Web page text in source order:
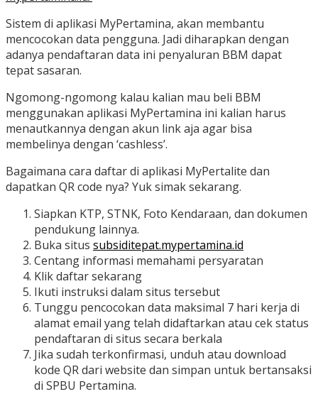
Sistem di aplikasi MyPertamina, akan membantu
mencocokan data pengguna. Jadi diharapkan dengan
adanya pendaftaran data ini penyaluran BBM dapat
tepat sasaran.
Ngomong-ngomong kalau kalian mau beli BBM
menggunakan aplikasi MyPertamina ini kalian harus
menautkannya dengan akun link aja agar bisa
membelinya dengan ‘cashless’.
Bagaimana cara daftar di aplikasi MyPertalite dan
dapatkan QR code nya? Yuk simak sekarang.
Siapkan KTP, STNK, Foto Kendaraan, dan dokumen
pendukung lainnya.
Buka situs subsiditepat.mypertamina.id
Centang informasi memahami persyaratan
Klik daftar sekarang
Ikuti instruksi dalam situs tersebut
Tunggu pencocokan data maksimal 7 hari kerja di
alamat email yang telah didaftarkan atau cek status
pendaftaran di situs secara berkala
Jika sudah terkonfirmasi, unduh atau download
kode QR dari website dan simpan untuk bertansaksi
di SPBU Pertamina.